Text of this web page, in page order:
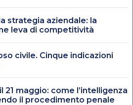
strategia aziendale: la
leva di competitività
civile. Cinque indicazioni
21 maggio: come l’intelligenza
il procedimento penale